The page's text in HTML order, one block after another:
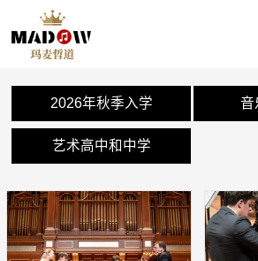
2026年秋季入学 音
艺术高中和中学